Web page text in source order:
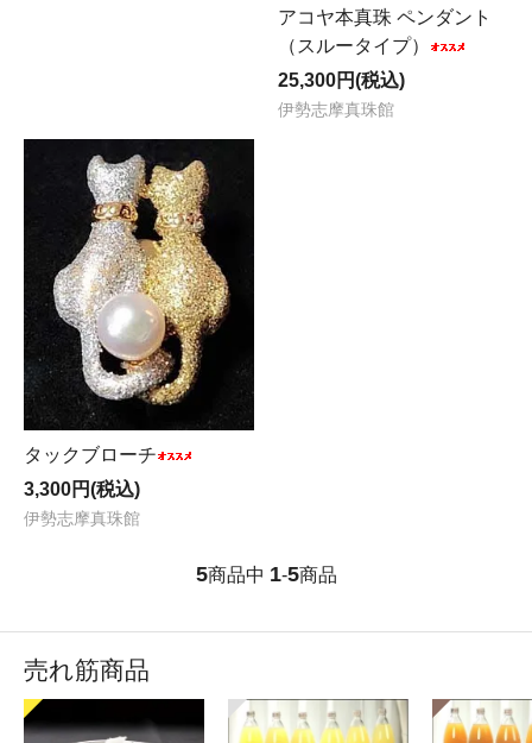
アコヤ本真珠 ペンダント
（スルータイプ）
25,300円(税込)
伊勢志摩真珠館
タックブローチ
3,300円(税込)
伊勢志摩真珠館
5商品中 1-5商品
売れ筋商品